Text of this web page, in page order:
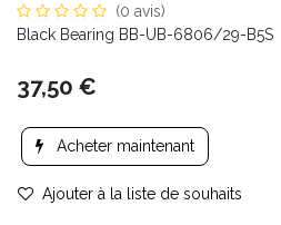
(0 avis)
Black Bearing BB-UB-6806/29-B5S
37,50 €
Acheter maintenant
Ajouter à la liste de souhaits